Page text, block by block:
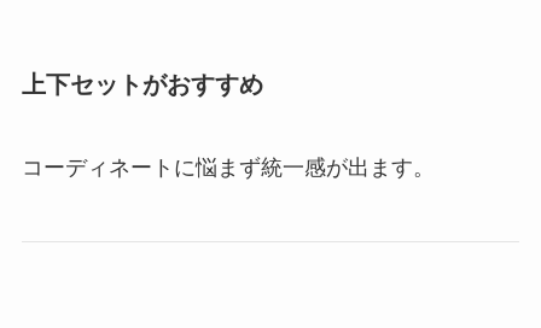
上下セットがおすすめ
コーディネートに悩まず統一感が出ます。